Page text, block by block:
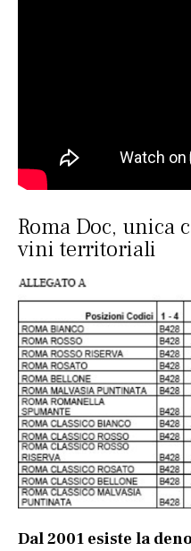
Roma Doc, unica
vini territoriali
Dal 2001 esiste la